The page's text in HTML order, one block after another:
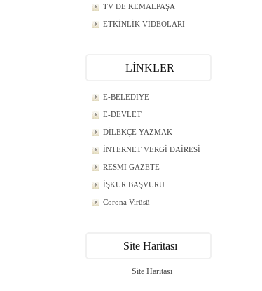
TV DE KEMALPAŞA
ETKİNLİK VİDEOLARI
LİNKLER
E-BELEDİYE
E-DEVLET
DİLEKÇE YAZMAK
İNTERNET VERGİ DAİRESİ
RESMİ GAZETE
İŞKUR BAŞVURU
Corona Virüsü
Site Haritası
Site Haritası